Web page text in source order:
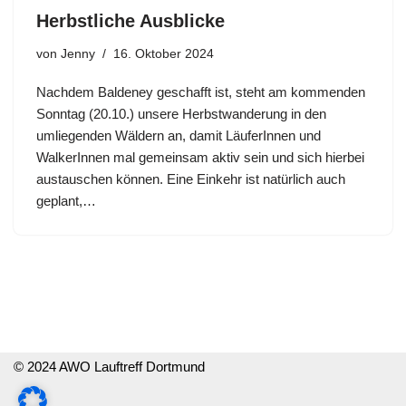
Herbstliche Ausblicke
von Jenny 16. Oktober 2024
Nachdem Baldeney geschafft ist, steht am kommenden
Sonntag (20.10.) unsere Herbstwanderung in den
umliegenden Wäldern an, damit LäuferInnen und
WalkerInnen mal gemeinsam aktiv sein und sich hierbei
austauschen können. Eine Einkehr ist natürlich auch
geplant,…
© 2024 AWO Lauftreff Dortmund